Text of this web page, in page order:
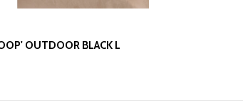
OUTDOOR BLACK L